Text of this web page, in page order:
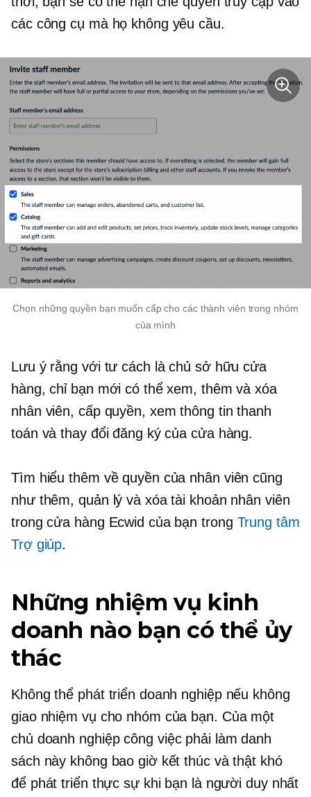
các công cụ mà họ không yêu cầu.
Chọn những quyền bạn muốn cấp cho các thành viên trong nhóm
của mình
Lưu ý rằng với tư cách là chủ sở hữu cửa
hàng, chỉ bạn mới có thể xem, thêm và xóa
nhân viên, cấp quyền, xem thông tin thanh
toán và thay đổi đăng ký của cửa hàng.
Tìm hiểu thêm về quyền của nhân viên cũng
như thêm, quản lý và xóa tài khoản nhân viên
trong cửa hàng Ecwid của bạn trong Trung tâm
Trợ giúp.
Những nhiệm vụ kinh
doanh nào bạn có thể ủy
thác
Không thể phát triển doanh nghiệp nếu không
giao nhiệm vụ cho nhóm của bạn. Của một
chủ doanh nghiệpcông việc phải làm danh
sách này không bao giờ kết thúc và thật khó
để phát triển thực sự khi bạn là người duy nhất